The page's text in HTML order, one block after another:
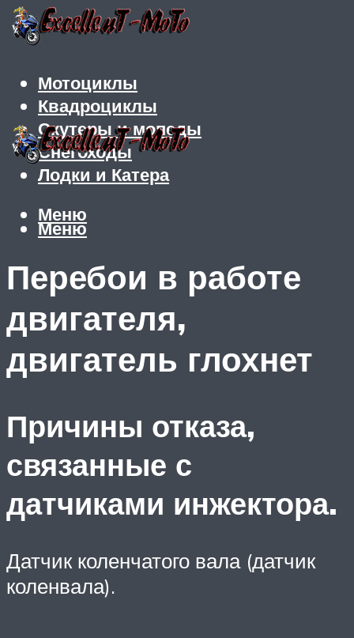
Мотоциклы
Квадроциклы
Скутеры и мопеды
Снегоходы
Лодки и Катера
Меню
Меню
Перебои в работе
двигателя,
двигатель глохнет
Причины отказа,
связанные с
датчиками инжектора.
Датчик коленчатого вала (датчик
коленвала).